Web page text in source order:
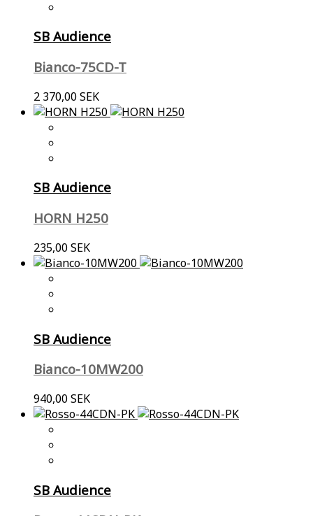
SB Audience
Bianco-75CD-T
2 370,00 SEK
SB Audience
HORN H250
235,00 SEK
SB Audience
Bianco-10MW200
940,00 SEK
SB Audience